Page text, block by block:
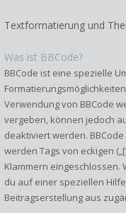
Textformatierung und
Was ist BBCode?
BBCode ist eine spezielle
Verwendung von BBCode
vergeben, können jedoch
deaktiviert werden.
werden Tags von eckigen
Klammern eingeschlossen.
du auf einer speziellen
Beitragserstellung aus